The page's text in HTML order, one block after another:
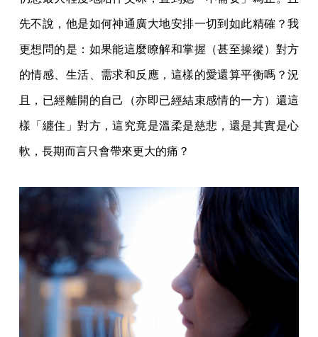
先不說，他是如何神通廣大地安排一切到如此精確？我
更想問的是：如果能這麼瞭解和掌握（甚至操縱）對方
的情感、生活、需求和反應，這樣的愛還算平衡嗎？況
且，已經離開的自己（亦即已經結束感情的一方）還這
樣「纏住」對方，這究竟是溫柔是慈悲，還是其實是心
軟，長期而言只會帶來更大的痛？